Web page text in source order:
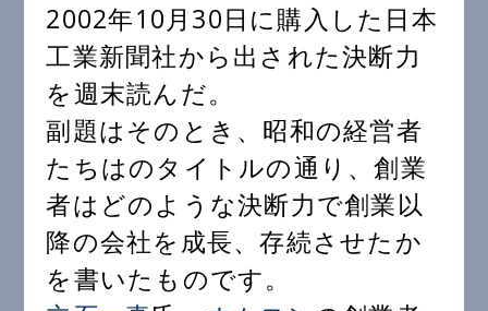
2002年10月30日に購入した日本
工業新聞社から出された決断力
を週末読んだ。
副題はそのとき、昭和の経営者
たちはのタイトルの通り、創業
者はどのような決断力で創業以
降の会社を成長、存続させたか
を書いたものです。